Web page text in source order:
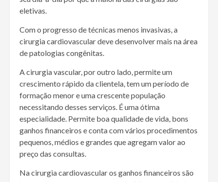
eletivas.
Com o progresso de técnicas menos invasivas, a
cirurgia cardiovascular deve desenvolver mais na área
de patologias congênitas.
A cirurgia vascular, por outro lado, permite um
crescimento rápido da clientela, tem um período de
formação menor e uma crescente população
necessitando desses serviços. É uma ótima
especialidade. Permite boa qualidade de vida, bons
ganhos financeiros e conta com vários procedimentos
pequenos, médios e grandes que agregam valor ao
preço das consultas.
Na cirurgia cardiovascular os ganhos financeiros são